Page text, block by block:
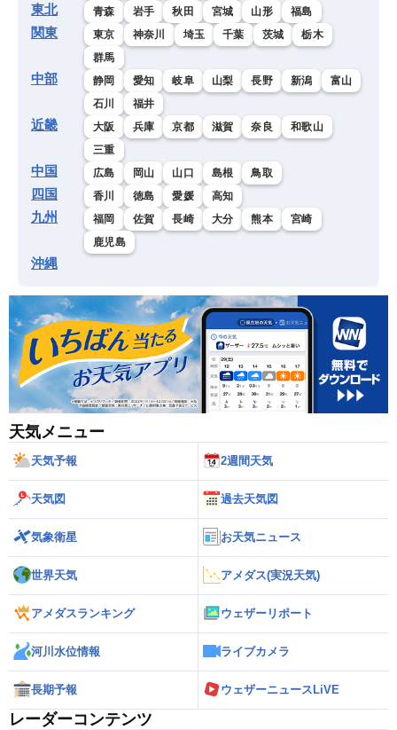
東北 青森 岩手 秋田 宮城 山形 福島
関東 東京 神奈川 埼玉 千葉 茨城
栃木
群馬
中部 静岡 愛知 岐阜 山梨 長野 新潟
富山
石川
福井
近畿 大阪 兵庫 京都 滋賀 奈良
和歌山
三重
中国 広島 岡山 山口 島根 鳥取
四国 香川 徳島 愛媛 高知
九州 福岡 佐賀 長崎 大分 熊本
宮崎
鹿児島
沖縄
天気メニュー
天気予報 2週間天気
天気図 過去天気図
気象衛星 お天気ニュース
世界天気 アメダス(実況天気)
アメダスランキング ウェザーリポート
河川水位情報 ライブカメラ
長期予報 ウェザーニュースLiVE
レーダーコンテンツ